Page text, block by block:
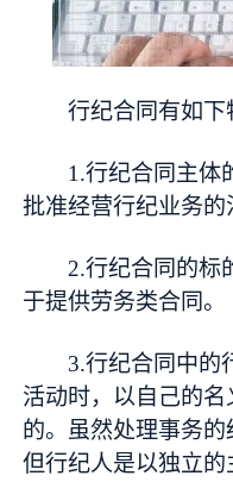
行纪合同有如下
1.行纪合同主体
批准经营行纪业务的
2.行纪合同的标
于提供劳务类合同。
3.行纪合同中的
活动时，以自己的
的。虽然处理事务的
但行纪人是以独立